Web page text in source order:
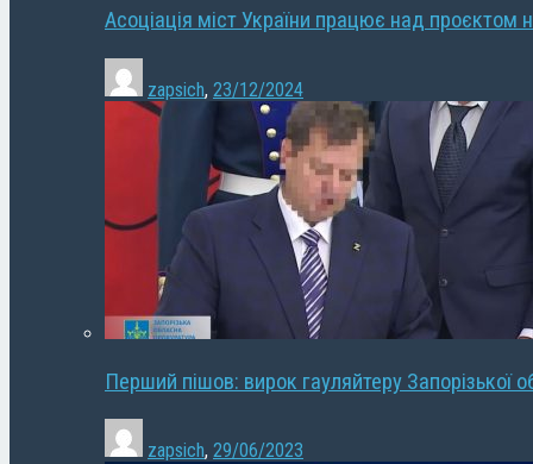
Асоціація міст України працює над проєктом
zapsich, 23/12/2024
Перший пішов: вирок гауляйтеру Запорізької
zapsich, 29/06/2023